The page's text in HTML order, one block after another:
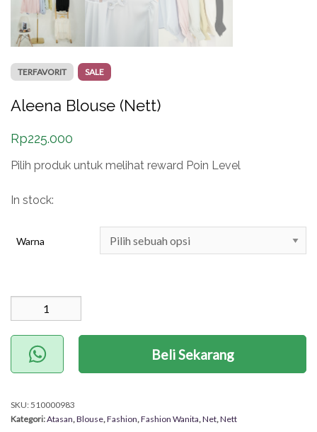
TERFAVORIT SALE
Aleena Blouse (Nett)
Rp225.000
Pilih produk untuk melihat reward Poin Level
In stock:
Warna
Blouse (Nett)
Beli Sekarang
SKU:510000983
Kategori:Atasan,Blouse,Fashion,Fashion Wanita,Net,Nett